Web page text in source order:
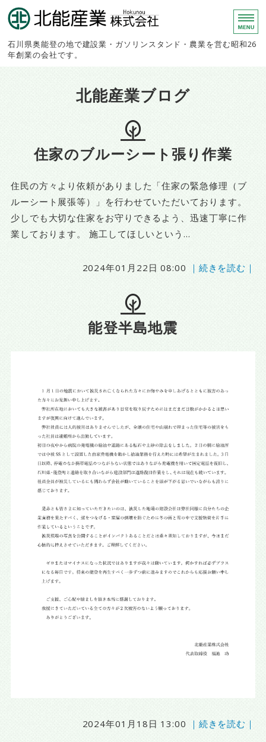
北能産業
石川県奥能登の地で建設業・ガソリンスタンド・農業を営む昭和26
年創業の会社です。
スタンド事業部
会社概要
北能産業ブログ
住家のブルーシート張り作業
住民の方々より依頼がありました「住家の緊急修理（ブ
ルーシート展張等）」を行わせていただいております。
少しでも大切な住家をお守りできるよう、迅速丁寧に作
業しております。 施工してほしいという...
2024年01月22日 08:00 ｜続きを読む｜
能登半島地震
2024年01月18日 13:00 ｜続きを読む｜